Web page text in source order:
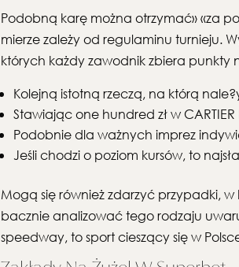
Podobną karę można otrzymać» «za
mierze zależy od regulaminu turnieju.
których każdy zawodnik zbiera punkty
Kolejną istotną rzeczą, na którą
Stawiając one hundred zł w
Podobnie dla ważnych imprez
Jeśli chodzi o poziom kursów, to
Mogą się również zdarzyć przypadki,
bacznie analizować tego rodzaju
speedway, to sport cieszący się w